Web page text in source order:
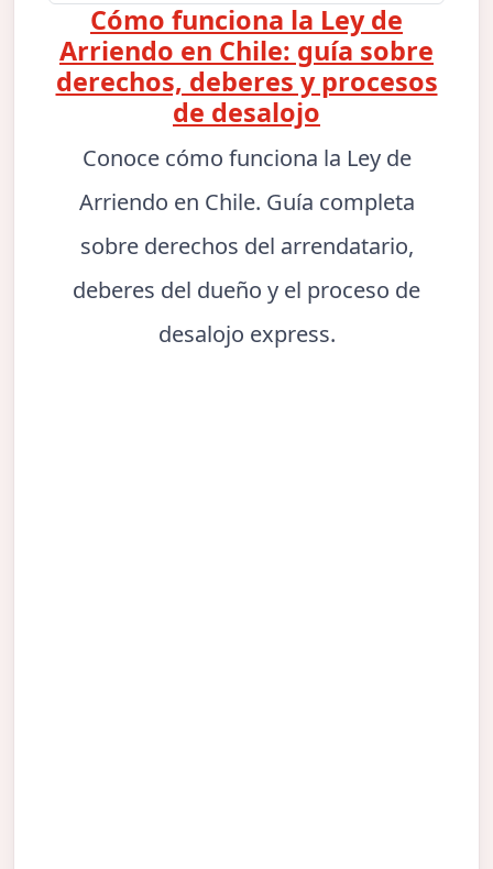
Cómo funciona la Ley de
Arriendo en Chile: guía sobre
derechos, deberes y procesos
de desalojo
Conoce cómo funciona la Ley de
Arriendo en Chile. Guía completa
sobre derechos del arrendatario,
deberes del dueño y el proceso de
desalojo express.